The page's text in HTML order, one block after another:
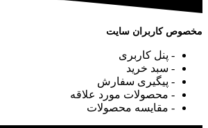
مخصوص کاربران سایت
- پنل کاربری
- سبد خرید
- پیگیری سفارش
- محصولات مورد علاقه
- مقایسه محصولات